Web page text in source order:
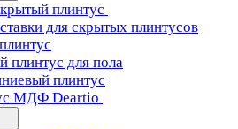
плинтус
для скрытых плинтусов
плинтус для пола
плинтус
МДФ Deartio